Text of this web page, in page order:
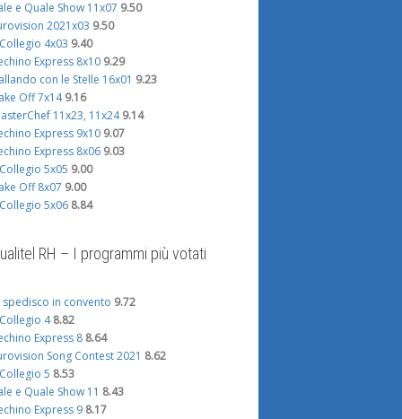
e Quale Show 11x07 9.50
2021x03 9.50
4x03 9.40
Express 8x10 9.29
con le Stelle 16x01 9.23
Off 7x14 9.16
11x23, 11x24 9.14
Express 9x10 9.07
Express 8x06 9.03
5x05 9.00
Off 8x07 9.00
5x06 8.84
RH – I programmi più votati
spedisco in convento 9.72
4 8.82
Express 8 8.64
Song Contest 2021 8.62
5 8.53
e Quale Show 11 8.43
Express 9 8.17